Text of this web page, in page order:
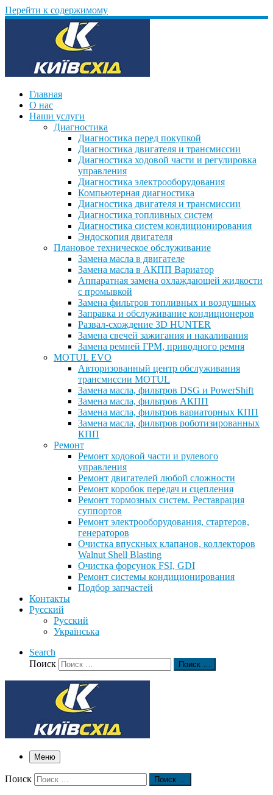
Перейти к содержимому
Главная
О нас
Наши услуги
Диагностика
Диагностика перед покупкой
Диагностика двигателя и трансмиссии
Диагностика ходовой части и регулировка
управления
Диагностика электрооборудования
Компьютерная диагностика
Диагностика двигателя и трансмиссии
Диагностика топливных систем
Диагностика систем кондиционирования
Эндоскопия двигателя
Плановое техническое обслуживание
Замена масла в двигателе
Замена масла в АКПП Вариатор
Аппаратная замена охлаждающей жидкости
с промывкой
Замена фильтров топливных и воздушных
Заправка и обслуживание кондиционеров
Развал-схождение 3D HUNTER
Замена свечей зажигания и накаливания
Замена ремней ГРМ, приводного ремня
MOTUL EVO
Авторизованный центр обслуживания
трансмиссии MOTUL
Замена масла, фильтров DSG и PowerShift
Замена масла, фильтров АКПП
Замена масла, фильтров вариаторных КПП
Замена масла, фильтров роботизированных
КПП
Ремонт
Ремонт ходовой части и рулевого
управления
Ремонт двигателей любой сложности
Ремонт коробок передач и сцепления
Ремонт тормозных систем. Реставрация
суппортов
Ремонт электрооборудования, стартеров,
генераторов
Очистка впускных клапанов, коллекторов
Walnut Shell Blasting
Очистка форсунок FSI, GDI
Ремонт системы кондиционирования
Подбор запчастей
Контакты
Русский
Русский
Українська
Search
Поиск
Поиск …
Меню
Поиск Поиск …